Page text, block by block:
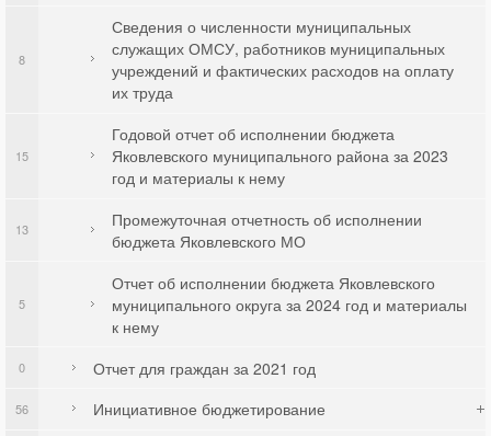
Сведения о численности муниципальных
служащих ОМСУ, работников муниципальных
учреждений и фактических расходов на оплату
их труда
8
Годовой отчет об исполнении бюджета
Яковлевского муниципального района за 2023
год и материалы к нему
15
Промежуточная отчетность об исполнении
бюджета Яковлевского МО
13
Отчет об исполнении бюджета Яковлевского
муниципального округа за 2024 год и материалы
к нему
5
Отчет для граждан за 2021 год
0
Инициативное бюджетирование
56